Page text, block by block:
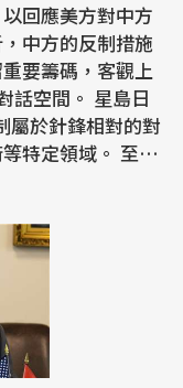
回應美方對中方
中方的反制措施
要籌碼，客觀上
。 星島日
屬於針鋒相對的對
定領域。 至於